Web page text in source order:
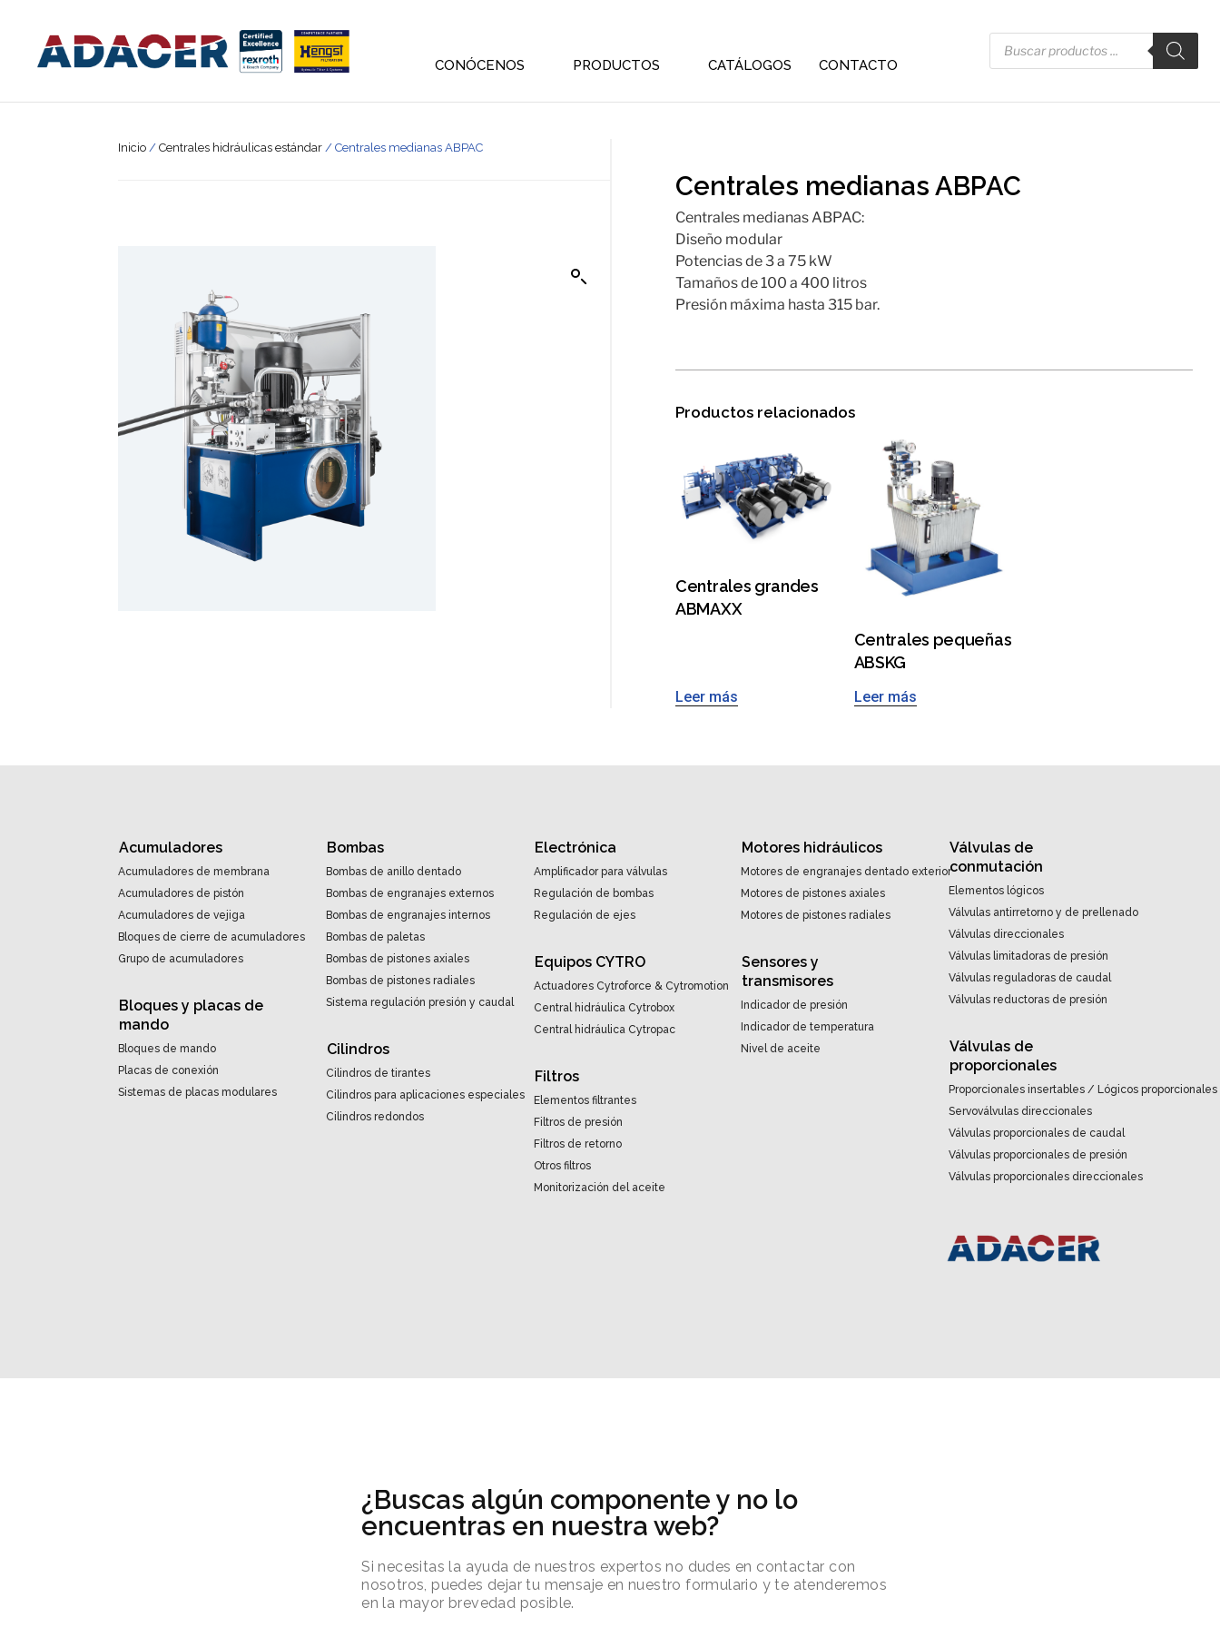
CONÓCENOS PRODUCTOS CATÁLOGOS CONTACTO
Inicio / Centrales hidráulicas estándar / Centrales medianas ABPAC
Centrales medianas ABPAC
Centrales medianas ABPAC:
Diseño modular
Potencias de 3 a 75 kW
Tamaños de 100 a 400 litros
Presión máxima hasta 315 bar.
Productos relacionados
Centrales grandes
ABMAXX
Leer más
Centrales pequeñas
ABSKG
Leer más
Acumuladores
Acumuladores de membrana
Acumuladores de pistón
Acumuladores de vejiga
Bloques de cierre de acumuladores
Grupo de acumuladores
Bloques y placas de
mando
Bloques de mando
Placas de conexión
Sistemas de placas modulares
Bombas
Bombas de anillo dentado
Bombas de engranajes externos
Bombas de engranajes internos
Bombas de paletas
Bombas de pistones axiales
Bombas de pistones radiales
Sistema regulación presión y caudal
Cilindros
Cilindros de tirantes
Cilindros para aplicaciones especiales
Cilindros redondos
Electrónica
Amplificador para válvulas
Regulación de bombas
Regulación de ejes
Equipos CYTRO
Actuadores Cytroforce & Cytromotion
Central hidráulica Cytrobox
Central hidráulica Cytropac
Filtros
Elementos filtrantes
Filtros de presión
Filtros de retorno
Otros filtros
Monitorización del aceite
Motores hidráulicos
Motores de engranajes dentado exterior
Motores de pistones axiales
Motores de pistones radiales
Sensores y
transmisores
Indicador de presión
Indicador de temperatura
Nivel de aceite
Válvulas de
conmutación
Elementos lógicos
Válvulas antirretorno y de prellenado
Válvulas direccionales
Válvulas limitadoras de presión
Válvulas reguladoras de caudal
Válvulas reductoras de presión
Válvulas de
proporcionales
Proporcionales insertables / Lógicos proporcionales
Servoválvulas direccionales
Válvulas proporcionales de caudal
Válvulas proporcionales de presión
Válvulas proporcionales direccionales
¿Buscas algún componente y no lo
encuentras en nuestra web?
Si necesitas la ayuda de nuestros expertos no dudes en contactar con
nosotros, puedes dejar tu mensaje en nuestro formulario y te atenderemos
en la mayor brevedad posible.